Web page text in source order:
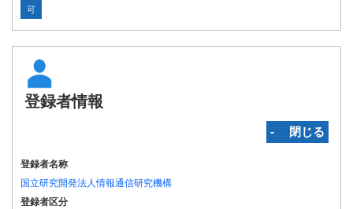
可
登録者情報
‐ 閉じる
登録者名称
国立研究開発法人情報通信研究機構
登録者区分